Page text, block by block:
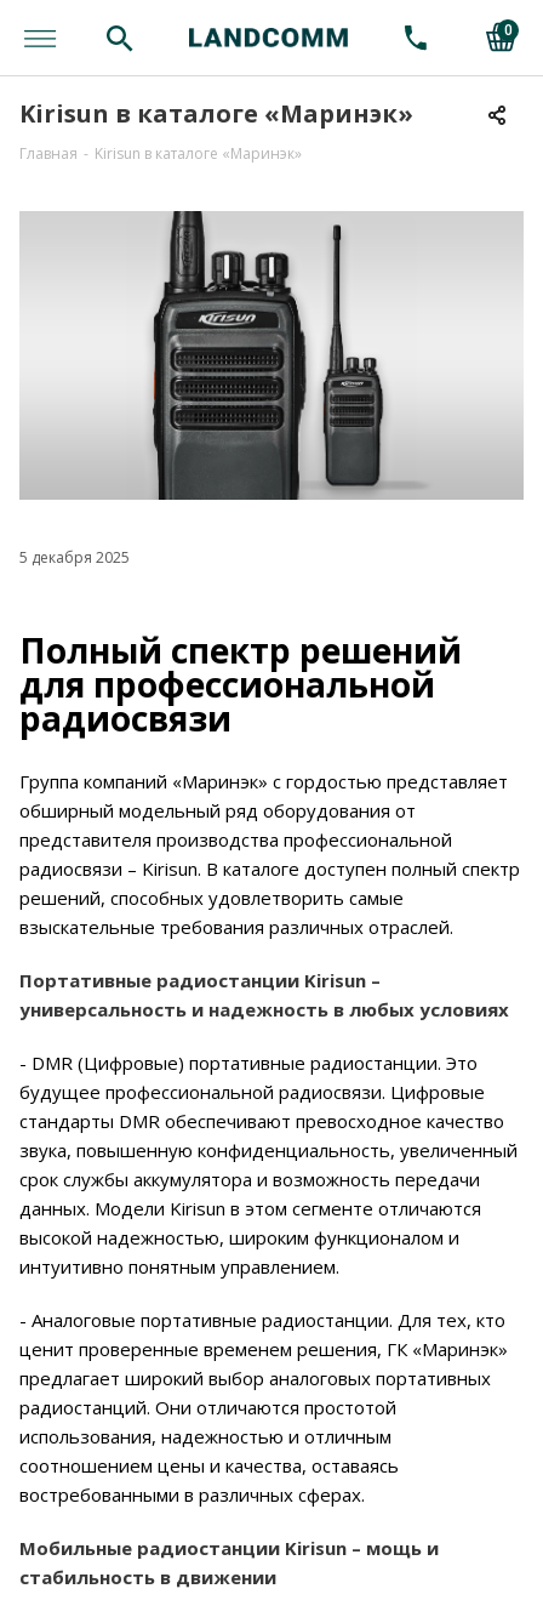
0
Kirisun в каталоге «Маринэк»
Главная - Kirisun в каталоге «Маринэк»
5 декабря 2025
Полный спектр решений
для профессиональной
радиосвязи
Группа компаний «Маринэк» с гордостью представляет
обширный модельный ряд оборудования от
представителя производства профессиональной
радиосвязи – Kirisun. В каталоге доступен полный спектр
решений, способных удовлетворить самые
взыскательные требования различных отраслей.
Портативные радиостанции Kirisun –
универсальность и надежность в любых условиях
- DMR (Цифровые) портативные радиостанции. Это
будущее профессиональной радиосвязи. Цифровые
стандарты DMR обеспечивают превосходное качество
звука, повышенную конфиденциальность, увеличенный
срок службы аккумулятора и возможность передачи
данных. Модели Kirisun в этом сегменте отличаются
высокой надежностью, широким функционалом и
интуитивно понятным управлением.
- Аналоговые портативные радиостанции. Для тех, кто
ценит проверенные временем решения, ГК «Маринэк»
предлагает широкий выбор аналоговых портативных
радиостанций. Они отличаются простотой
использования, надежностью и отличным
соотношением цены и качества, оставаясь
востребованными в различных сферах.
Мобильные радиостанции Kirisun – мощь и
стабильность в движении